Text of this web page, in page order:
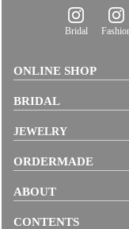
Bridal
ONLINE SHOP
BRIDAL
JEWELRY
ORDERMADE
ABOUT
CONTENTS